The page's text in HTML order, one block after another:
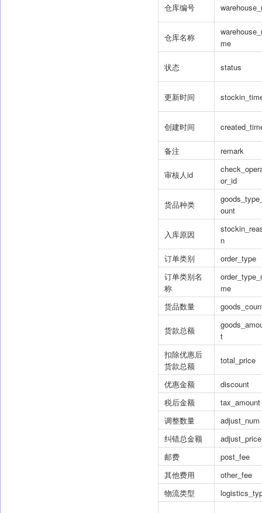
仓库编号
仓库名称
me
状态 status
更新时间
创建时间
备注 remark
审核人id
or_id
货品种类
ount
入库原因
n
订单类别
order_type
订单类别名
称
me
货品数量
货款总额
t
扣除优惠后
货款总额
total_price
优惠金额
discount
税后金额
tax_amount
调整数量
adjust_num
纠错总金额
adjust_price
邮费
post_fee
其他费用
other_fee
物流类型